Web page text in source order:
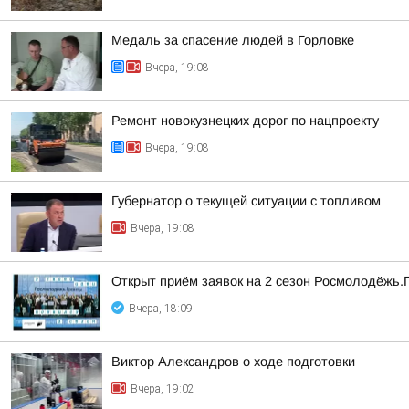
Медаль за спасение людей в Горловке
Вчера, 19:08
Ремонт новокузнецких дорог по нацпроекту
Вчера, 19:08
Губернатор о текущей ситуации с топливом
Вчера, 19:08
Открыт приём заявок на 2 сезон
Вчера, 18:09
Виктор Александров о ходе подготовки
Вчера, 19:02